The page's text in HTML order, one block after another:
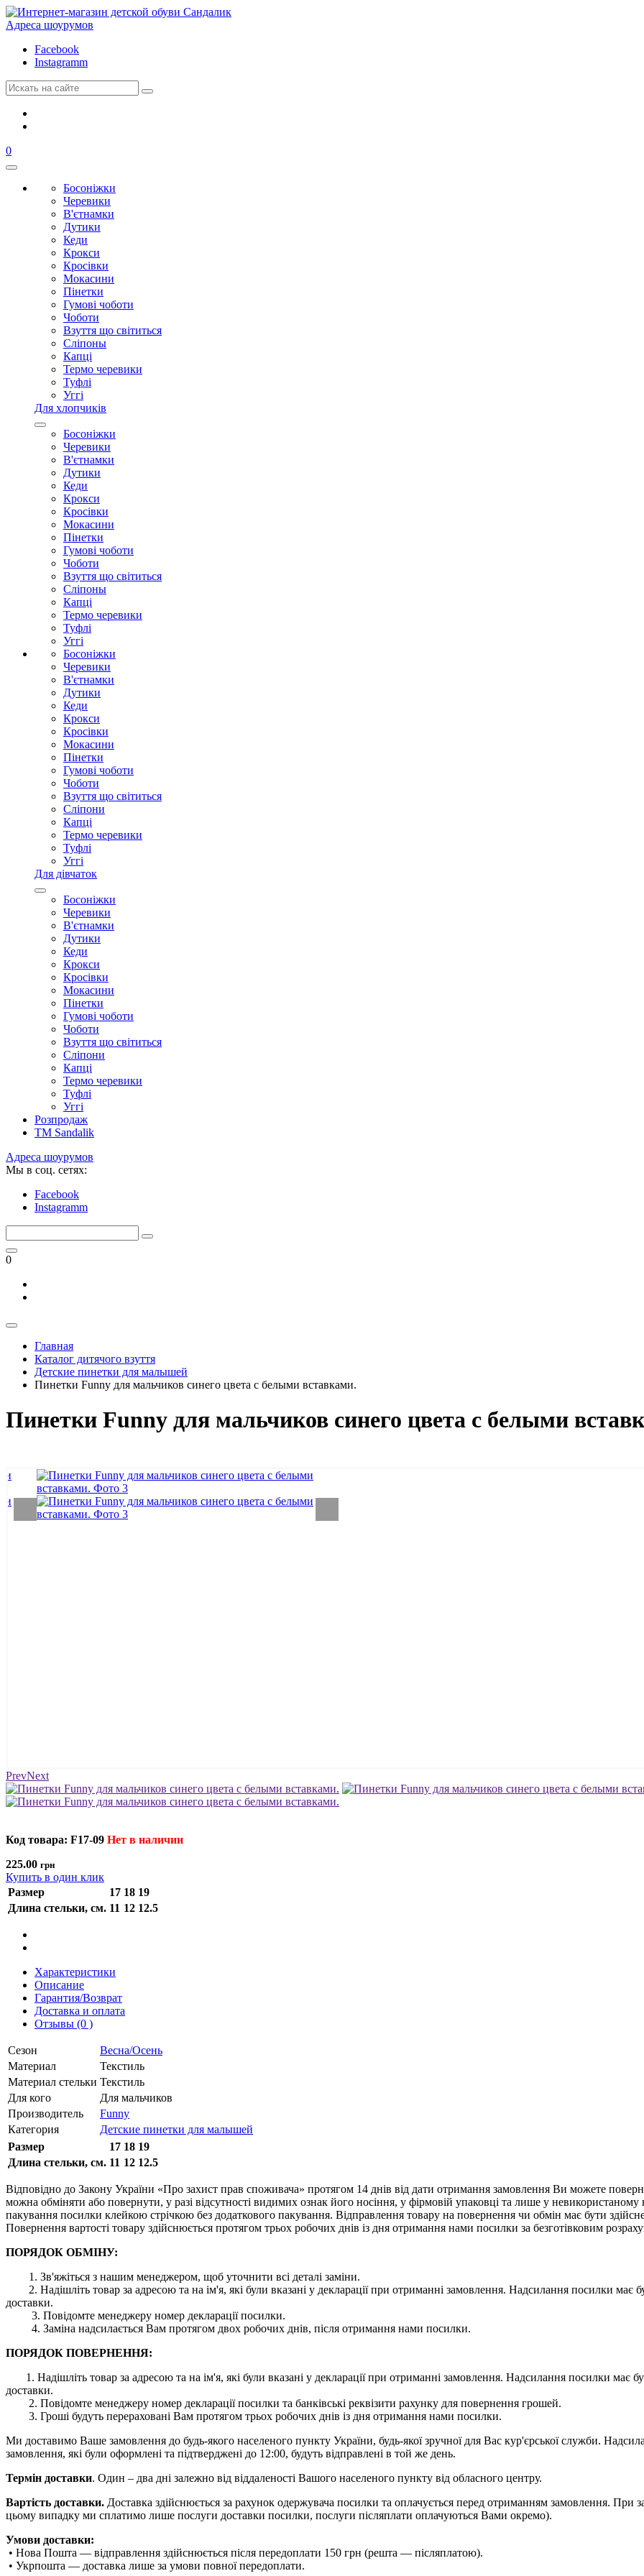
Адреса шоурумов
Facebook
Instagramm
0
Босоніжки
Черевики
В'єтнамки
Дутики
Кеди
Крокси
Кросівки
Мокасини
Пінетки
Гумові чоботи
Чоботи
Взуття що світиться
Сліпоны
Капці
Термо черевики
Туфлі
Уггі
Для хлопчиків
Босоніжки
Черевики
В'єтнамки
Дутики
Кеди
Крокси
Кросівки
Мокасини
Пінетки
Гумові чоботи
Чоботи
Взуття що світиться
Сліпоны
Капці
Термо черевики
Туфлі
Уггі
Босоніжки
Черевики
В'єтнамки
Дутики
Кеди
Крокси
Кросівки
Мокасини
Пінетки
Гумові чоботи
Чоботи
Взуття що світиться
Сліпони
Капці
Термо черевики
Туфлі
Уггі
Для дівчаток
Босоніжки
Черевики
В'єтнамки
Дутики
Кеди
Крокси
Кросівки
Мокасини
Пінетки
Гумові чоботи
Чоботи
Взуття що світиться
Сліпони
Капці
Термо черевики
Туфлі
Уггі
Розпродаж
TM Sandalik
Адреса шоурумов
Мы в соц. сетях:
Facebook
Instagramm
0
Главная
Каталог дитячого взуття
Детские пинетки для малышей
Пинетки Funny для мальчиков синего цвета с белыми вставками.
Пинетки Funny для мальчиков синего цвета с белыми
PrevNext
Код товара: F17-09 Нет в наличии
225.00 грн
Купить в один клик
Размер
17 18 19
Длина стельки, см. 11 12 12.5
Характеристики
Описание
Гарантия/Возврат
Доставка и оплата
Отзывы (0 )
Сезон
Весна/Осень
Материал
Текстиль
Материал стельки Текстиль
Для кого
Для мальчиков
Производитель
Funny
Категория
Детские пинетки для малышей
Размер
17 18 19
Длина стельки, см. 11 12 12.5
Відповідно до Закону України «Про захист прав споживача» протягом 14 днів від дати отримання замовлення Ви можете
можна обміняти або повернути, у разі відсутності видимих ​​ознак його носіння, у фірмовій упаковці та лише у
пакування посилки клейкою стрічкою без додаткового пакування. Відправлення товару на повернення чи обмін має бути
Повернення вартості товару здійснюється протягом трьох робочих днів із дня отримання нами посилки за безготівковим
ПОРЯДОК ОБМІНУ:
1. Зв'яжіться з нашим менеджером, щоб уточнити всі деталі заміни.
2. Надішліть товар за адресою та на ім'я, які були вказані у декларації при отриманні замовлення. Надсилання посилки
доставки.
3. Повідомте менеджеру номер декларації посилки.
4. Заміна надсилається Вам протягом двох робочих днів, після отримання нами посилки.
ПОРЯДОК ПОВЕРНЕННЯ:
1. Надішліть товар за адресою та на ім'я, які були вказані у декларації при отриманні замовлення. Надсилання посилки
доставки.
2. Повідомте менеджеру номер декларації посилки та банківські реквізити рахунку для повернення грошей.
3. Гроші будуть перераховані Вам протягом трьох робочих днів із дня отримання нами посилки.
Ми доставимо Ваше замовлення до будь-якого населеного пункту України, будь-якої зручної для Вас кур'єрської служби.
замовлення, які були оформлені та підтверджені до 12:00, будуть відправлені в той же день.
Термін доставки. Один – два дні залежно від віддаленості Вашого населеного пункту від обласного центру.
Вартість доставки. Доставка здійснюється за рахунок одержувача посилки та оплачується перед отриманням замовлення. При
цьому випадку ми сплатимо лише послуги доставки посилки, послуги післяплати оплачуються Вами окремо).
Умови доставки:
• Нова Пошта — відправлення здійснюється після передоплати 150 грн (решта — післяплатою).
• Укрпошта — доставка лише за умови повної передоплати.